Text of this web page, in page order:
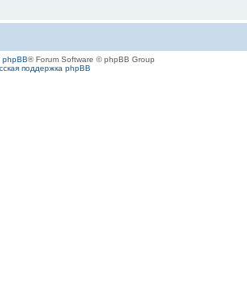
phpBB® Forum Software © phpBB Group
поддержка phpBB